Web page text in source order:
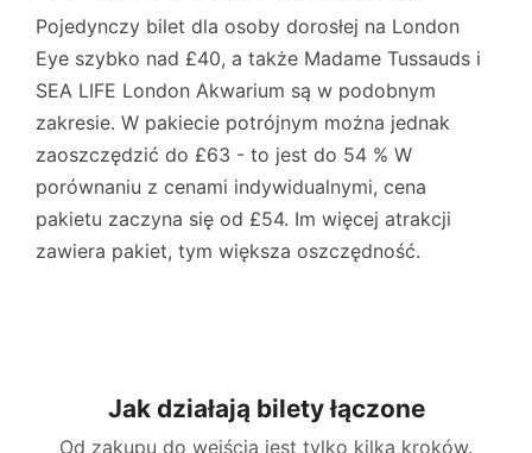
Pojedynczy bilet dla osoby dorosłej na London
Eye szybko nad £40, a także Madame Tussauds i
SEA LIFE London Akwarium są w podobnym
zakresie. W pakiecie potrójnym można jednak
zaoszczędzić do £63 - to jest do 54 % W
porównaniu z cenami indywidualnymi, cena
pakietu zaczyna się od £54. Im więcej atrakcji
zawiera pakiet, tym większa oszczędność.
Jak działają bilety łączone
Od zakupu do wejścia jest tylko kilka kroków.